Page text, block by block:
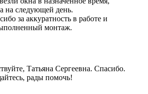
на следующей день.
за аккуратность в работе и
монтаж.
Татьяна Сергеевна. Спасибо.
рады помочь!